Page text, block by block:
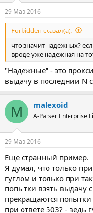
29 Мар 2016
Forbidden сказал(а):
что значит надежных?
вроде уже надежная на
"Надежные" - это
выдачу в последнии N
M malexoid
A-Parser Enterprise
29 Мар 2016
Еще странный пример.
Я думал, что только
гуглом и только при
попытки взять выдачу
прекращаются попытки
при ответе 503? - ведь